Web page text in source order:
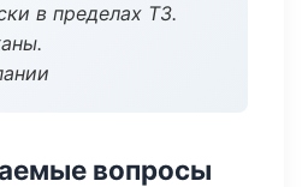
в пределах ТЗ.
вопросы